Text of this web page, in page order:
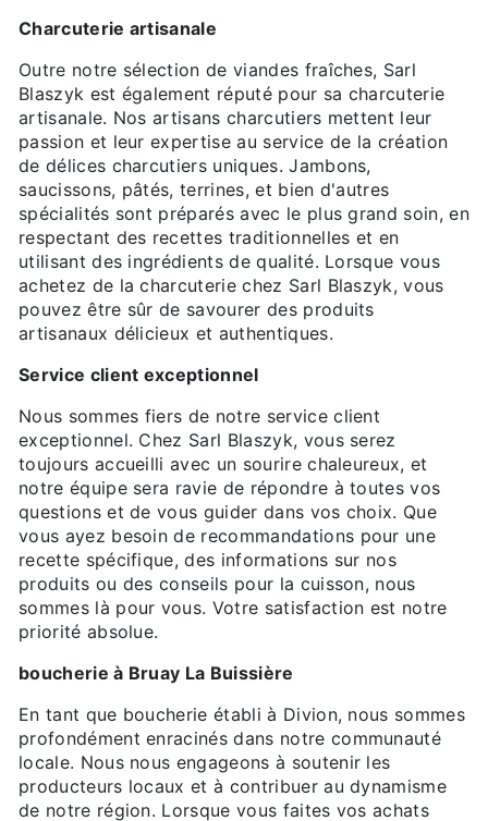
Charcuterie artisanale
Outre notre sélection de viandes fraîches, Sarl
Blaszyk est également réputé pour sa charcuterie
artisanale. Nos artisans charcutiers mettent leur
passion et leur expertise au service de la création
de délices charcutiers uniques. Jambons,
saucissons, pâtés, terrines, et bien d'autres
spécialités sont préparés avec le plus grand soin, en
respectant des recettes traditionnelles et en
utilisant des ingrédients de qualité. Lorsque vous
achetez de la charcuterie chez Sarl Blaszyk, vous
pouvez être sûr de savourer des produits
artisanaux délicieux et authentiques.
Service client exceptionnel
Nous sommes fiers de notre service client
exceptionnel. Chez Sarl Blaszyk, vous serez
toujours accueilli avec un sourire chaleureux, et
notre équipe sera ravie de répondre à toutes vos
questions et de vous guider dans vos choix. Que
vous ayez besoin de recommandations pour une
recette spécifique, des informations sur nos
produits ou des conseils pour la cuisson, nous
sommes là pour vous. Votre satisfaction est notre
priorité absolue.
boucherie à Bruay La Buissière
En tant que boucherie établi à Divion, nous sommes
profondément enracinés dans notre communauté
locale. Nous nous engageons à soutenir les
producteurs locaux et à contribuer au dynamisme
de notre région. Lorsque vous faites vos achats